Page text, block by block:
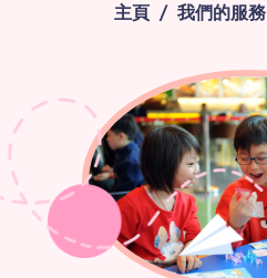
主頁 / 我們的服務